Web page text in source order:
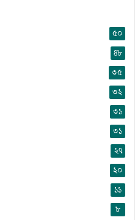
৫০
৪৮
৩৫
৩২
৩১
৩১
২৭
২০
১১
৮